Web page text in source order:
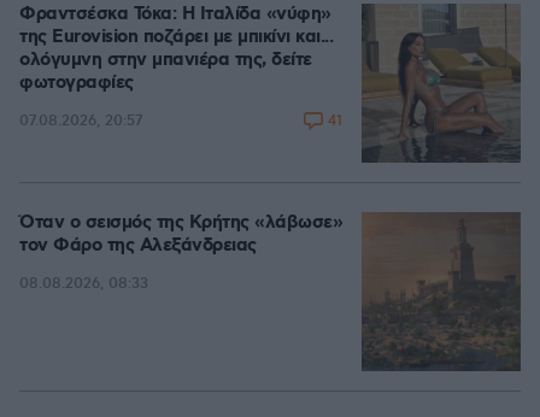
Φραντσέσκα Τόκα: Η Ιταλίδα «νύφη»
της Eurovision ποζάρει με μπικίνι και...
ολόγυμνη στην μπανιέρα της, δείτε
φωτογραφίες
07.08.2026, 20:57 41
Όταν ο σεισμός της Κρήτης «λάβωσε»
τον Φάρο της Αλεξάνδρειας
08.08.2026, 08:33